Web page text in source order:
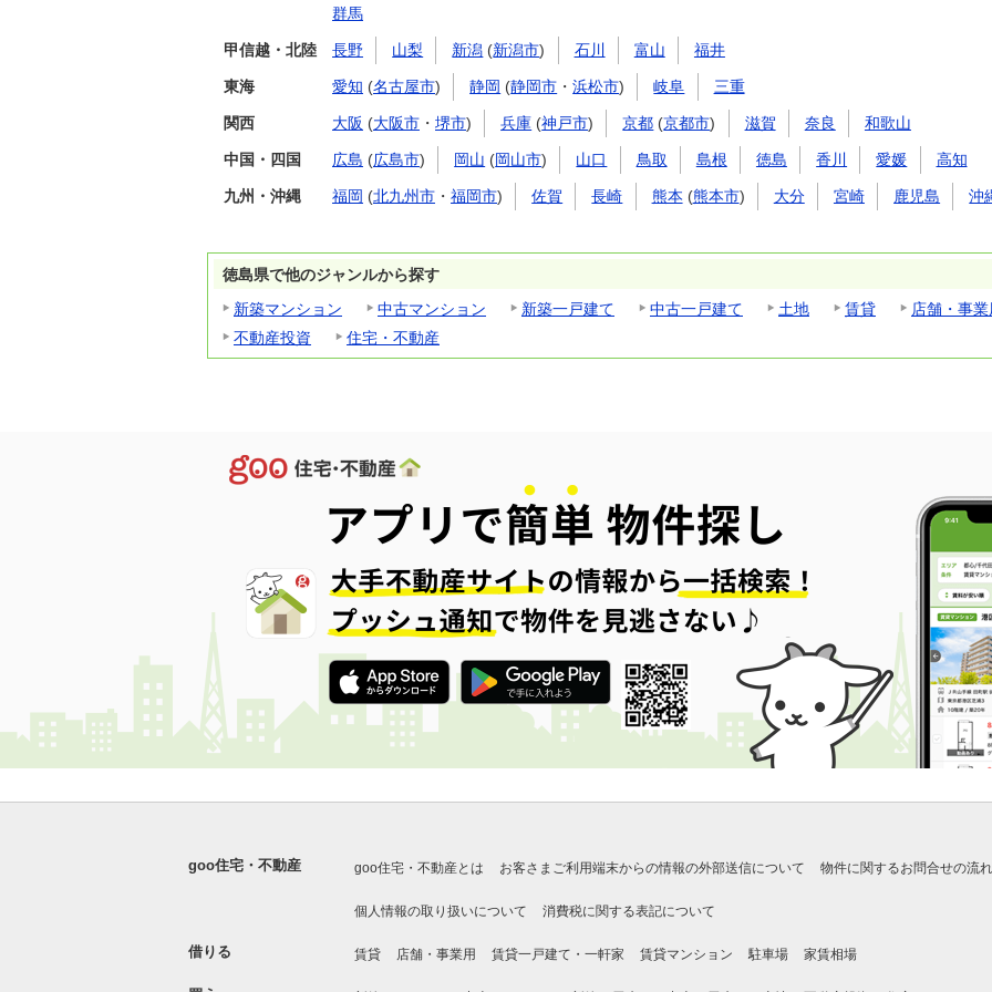
群馬
甲信越・北陸 長野 山梨 新潟 (新潟市) 石川 富山 福井
東海 愛知 (名古屋市) 静岡 (静岡市 ・浜松市) 岐阜 三重
関西 大阪 (大阪市 ・ 堺市) 兵庫 (神戸市) 京都 (京都市) 滋賀 奈良 和歌山
中国・四国 広島 (広島市) 岡山 (岡山市) 山口 鳥取 島根 徳島 香川 愛媛 高知
九州・沖縄 福岡 (北九州市 ・ 福岡市) 佐賀 長崎 熊本 (熊本市) 大分 宮崎 鹿児島 沖
徳島県で他のジャンルから探す
新築マンション
中古マンション 新築一戸建て 中古一戸建て 土地 賃貸
店舗・事業
不動産投資
住宅・不動産
goo住宅・不動産 goo住宅・不動産とは お客さまご利用端末からの情報の外部送信について 物件に関するお問合せの流れ
個人情報の取り扱いについて 消費税に関する表記について
借りる 賃貸 店舗・事業用 賃貸一戸建て・一軒家 賃貸マンション 駐車場 家賃相場